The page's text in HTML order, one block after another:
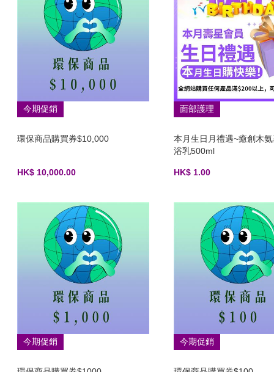
今期促銷
環保商品購買券$10,000
HK$ 10,000.00
面部護理
本月生日月禮遇~癒創木
浴乳500ml
HK$ 1.00
今期促銷 今期促銷